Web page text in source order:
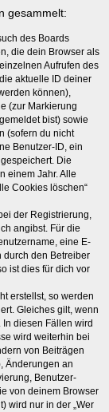
gesammelt:
des Boards
die dein Browser als
Aufrufen des
aktuelle ID deiner
können),
(zur Markierung
bist) sowie
(sofern du nicht
Benutzer-ID, ein
Die
einem Jahr. Alle
Cookies löschen“
der Registrierung,
angibst. Für die
eine E-
durch den Betreiber
ist dies für dich vor
erstellst, so werden
Gleiches gilt, wenn
diesen Fällen wird
wird weiterhin bei
von Beiträgen
Änderungen an
Benutzer-
von deinem Browser
wird nur in der „Wer